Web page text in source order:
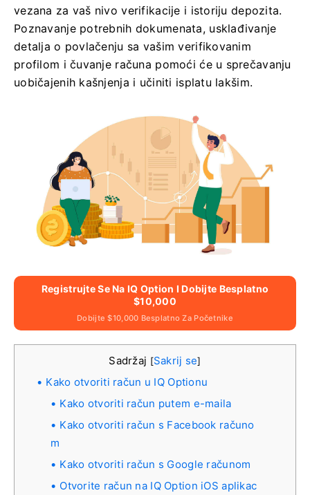
vezana za vaš nivo verifikacije i istoriju depozita.
Poznavanje potrebnih dokumenata, usklađivanje
detalja o povlačenju sa vašim verifikovanim
profilom i čuvanje računa pomoći će u sprečavanju
uobičajenih kašnjenja i učiniti isplatu lakšim.
Registrujte Se Na IQ Option I Dobijte Besplatno
$10,000
Dobijte $10,000 Besplatno Za Početnike
Sadržaj [Sakrij se]
Kako otvoriti račun u IQ Optionu
Kako otvoriti račun putem e-maila
Kako otvoriti račun s Facebook računo
m
Kako otvoriti račun s Google računom
Otvorite račun na IQ Option iOS aplikac